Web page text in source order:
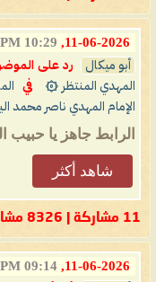
11-06-2026,
10:29 PM
أبو ميكال رد على
المهدي المنتظر ۞
في
الإمام المهدي ناصر محمد
الرابط جاهز يا حبيب
شاهد أكثر
11 مشاركة | 8326 مشاهدة
11-06-2026,
09:14 PM